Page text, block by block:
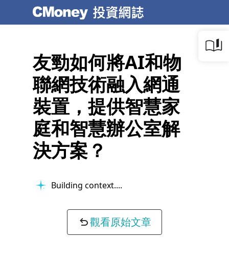
友勁如何將AI和物
聯網技術融入網通
裝置，提供智慧家
庭和智慧辦公室解
決方案？
Building context...
觀看原始文章